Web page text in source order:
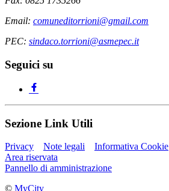
Email: comuneditorrioni@gmail.com
PEC: sindaco.torrioni@asmepec.it
Seguici su
Sezione Link Utili
Privacy Note legali
Informativa Cookie
Area riservata
Pannello di amministrazione
© MyCity